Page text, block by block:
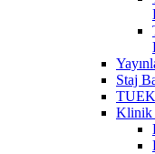
Staj
TUEK
Klinik